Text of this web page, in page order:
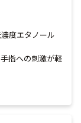
度エタノール
指への刺激が軽